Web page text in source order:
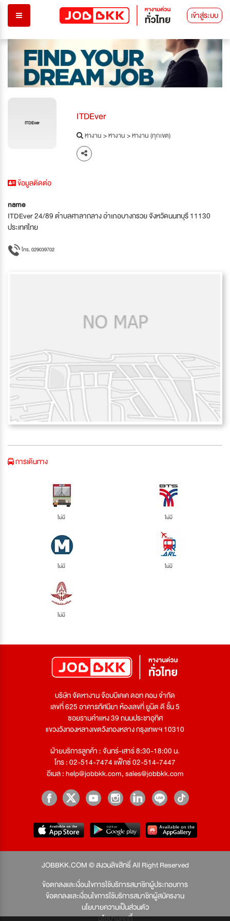
เข้าสู่ระบบ
ITDEver ITDEver
หางาน>หางาน>หางาน (ทุกเขต)
ข้อมูลติดต่อ
name
ITDEver 24/89 ตำบลศาลากลาง อำเภอบางกรวย จังหวัดนนทบุรี 11130
ประเทศไทย
โทร. 029039702
การเดินทาง
ไม่มี ไม่มี
ไม่มี ไม่มี
ไม่มี
บริษัท จัดหางาน จ๊อบบีเคเค ดอท คอม จำกัด
เลขที่ 625 อาคารทัศนียา ห้องเลขที่ ยูนิต ดี ชั้น 5
ซอยรามคำแหง 39 ถนนประชาอุทิศ
แขวงวังทองหลางเขตวังทองหลาง กรุงเทพฯ 10310
ฝ่ายบริการลูกค้า : จันทร์-เสาร์ 8:30-18:00 น.
โทร : 02-514-7474 แฟ็กซ์ 02-514-7447
อีเมล :help@jobbkk.com,sales@jobbkk.com
JOBBKK.COM © สงวนลิขสิทธิ์ All Right Reserved
ข้อตกลงและเงื่อนไขการใช้บริการสมาชิกผู้ประกอบการ
ข้อตกลงและเงื่อนไขการใช้บริการสมาชิกผู้สมัครงาน
นโยบายความเป็นส่วนตัว